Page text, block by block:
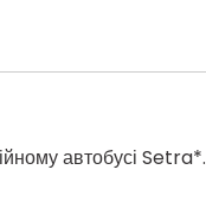
автобусі Setra*.